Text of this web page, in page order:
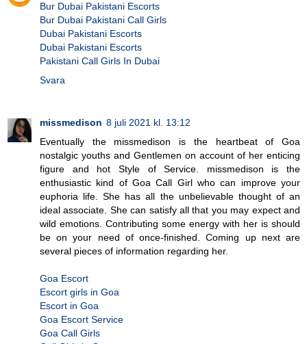
Bur Dubai Pakistani Escorts
Bur Dubai Pakistani Call Girls
Dubai Pakistani Escorts
Dubai Pakistani Escorts
Pakistani Call Girls In Dubai
Svara
missmedison 8 juli 2021 kl. 13:12
Eventually the missmedison is the heartbeat of Goa
nostalgic youths and Gentlemen on account of her enticing
figure and hot Style of Service. missmedison is the
enthusiastic kind of Goa Call Girl who can improve your
euphoria life. She has all the unbelievable thought of an
ideal associate. She can satisfy all that you may expect and
wild emotions. Contributing some energy with her is should
be on your need of once-finished. Coming up next are
several pieces of information regarding her.
Goa Escort
Escort girls in Goa
Escort in Goa
Goa Escort Service
Goa Call Girls